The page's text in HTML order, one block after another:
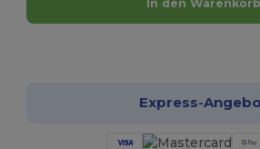
In den Warenkorb
Express-